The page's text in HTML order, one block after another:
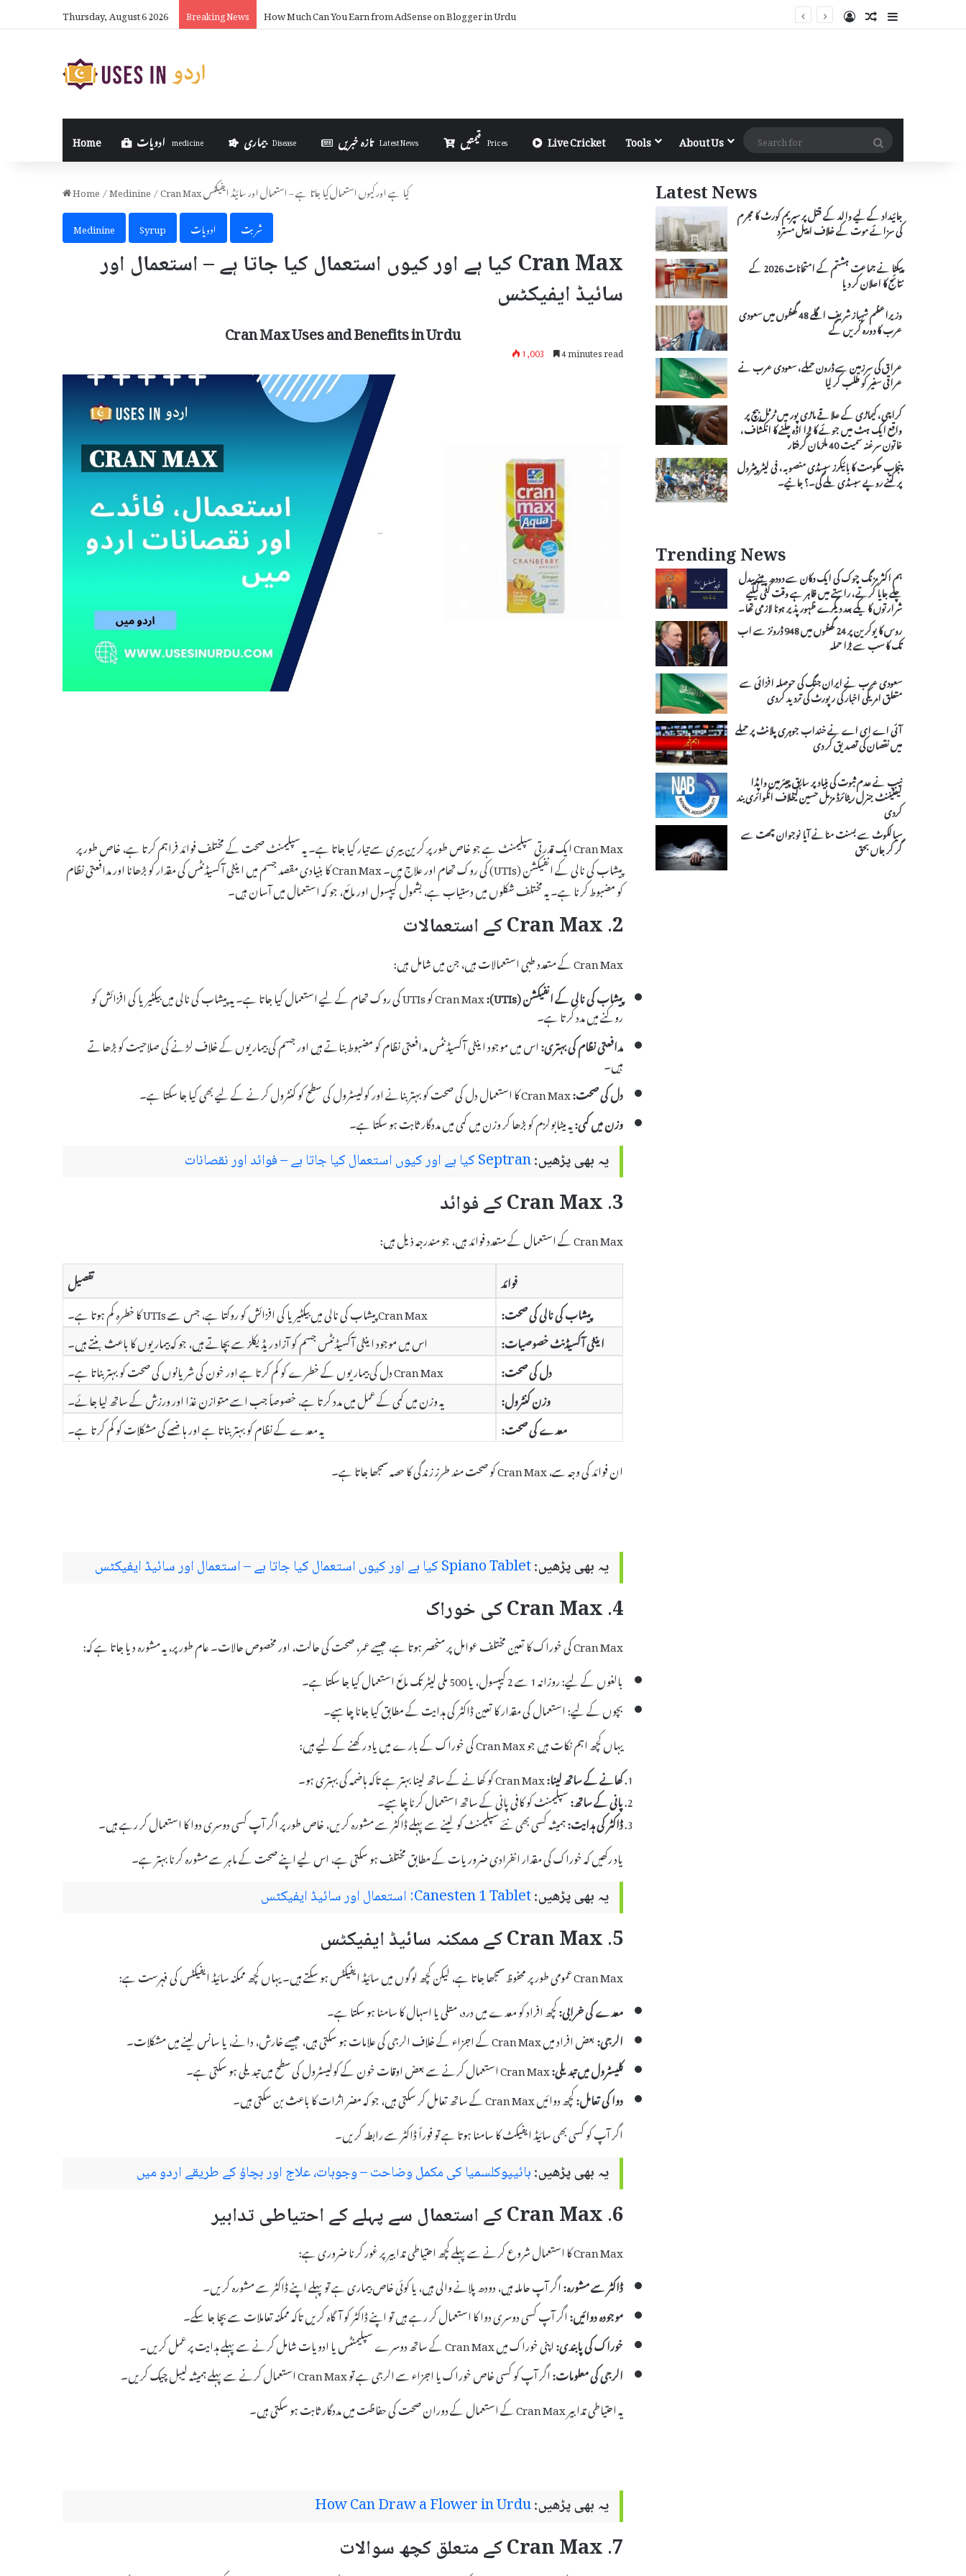
Thursday, August 6 2026 Breaking News How Much Can You Earn from AdSense on Blogger in Urdu Log InRandom Article
Sidebar
Home medicine بیماری Disease تازہ خبریں Latest News Prices Live Cricket Tools About Us
Search
for
Home/Medinine/
Cran Max کیا ہے اور کیوں استعمال کیا جاتا ہے – استعمال اور سائیڈ ایفیکٹس
Medinine
Syrup ادویات شربت
Cran Max کیا ہے اور کیوں استعمال کیا جاتا ہے – استعمال اور
سائیڈ ایفیکٹس
Cran Max Uses and Benefits in Urdu
1,003 4 minutes read
Cran Max ایک قدرتی سپلیمنٹ ہے جو خاص طور پر کرین بیری سے تیار کیا جاتا ہے۔ یہ سپلیمنٹ صحت کے مختلف فوائد فراہم کرتا ہے، خاص طور پر
پیشاب کی نالی کے انفیکشن (UTIs) کی روک تھام اور علاج میں۔ Cran Max کا بنیادی مقصد جسم میں اینٹی آکسیڈنٹس کی مقدار کو بڑھانا اور مدافعتی نظام
کو مضبوط کرنا ہے۔ یہ مختلف شکلوں میں دستیاب ہے، بشمول کیپسول اور مائع، جو کہ استعمال میں آسان ہیں۔
2. Cran Max کے استعمالات
Cran Max کے متعدد طبی استعمالات ہیں، جن میں شامل ہیں:
پیشاب کی نالی کے انفیکشن (UTIs):
Cran Max کو UTIs کی روک تھام کے لیے استعمال کیا جاتا ہے۔ یہ پیشاب کی نالی میں بیکٹیریا کی افزائش کو
روکنے میں مدد کرتا ہے۔
مدافعتی نظام کی بہتری:اس میں موجود اینٹی آکسیڈنٹس مدافعتی نظام کو مضبوط بناتے ہیں اور جسم کی بیماریوں کے خلاف لڑنے کی صلاحیت کو بڑھاتے
ہیں۔
دل کی صحت:
وزن میں کمی:یہ میٹابولزم کو بڑھا کر وزن میں کمی میں مددگار ثابت ہو سکتا ہے۔
یہ بھی پڑھیں:Septran کیا ہے اور کیوں استعمال کیا جاتا ہے – فوائد اور نقصانات
3. Cran Max کے فوائد
Cran Max کے استعمال کے متعدد فوائد ہیں، جو مندرجہ ذیل ہیں:
فوائد
تفصیل
پیشاب کی نالی کی صحت:
Cran Max پیشاب کی نالی میں بیکٹیریا کی افزائش کو روکتا ہے، جس سے UTIs کا خطرہ کم ہوتا ہے۔
اینٹی آکسیڈنٹ خصوصیات:
اس میں موجود اینٹی آکسیڈنٹس جسم کو آزاد ریڈیکلز سے بچاتے ہیں، جو کہ بیماریوں کا باعث بنتے ہیں۔
دل کی صحت:
Cran Max دل کی بیماریوں کے خطرے کو کم کرتا ہے اور خون کی شریانوں کی صحت کو بہتر بناتا ہے۔
وزن کنٹرول:
یہ وزن میں کمی کے عمل میں مدد کرتا ہے، خصوصاً جب اسے متوازن غذا اور ورزش کے ساتھ لیا جائے۔
معدے کی صحت:
یہ معدے کے نظام کو بہتر بناتا ہے اور ہاضمے کی مشکلات کو کم کرتا ہے۔
ان فوائد کی وجہ سے، Cran Max کو صحت مند طرز زندگی کا حصہ سمجھا جاتا ہے۔
یہ بھی پڑھیں:Spiano Tablet کیا ہے اور کیوں استعمال کیا جاتا ہے – استعمال اور سائیڈ ایفیکٹس
4. Cran Max کی خوراک
Cran Max کی خوراک کا تعین مختلف عوامل پر منحصر ہوتا ہے، جیسے عمر، صحت کی حالت، اور مخصوص حالات۔ عام طور پر، یہ مشورہ دیا جاتا ہے کہ:
بالغوں کے لیے: روزانہ 1 سے 2 کیپسول، یا 500 ملی لیٹر تک مائع استعمال کیا جا سکتا ہے۔
بچوں کے لیے: استعمال کی مقدار کا تعین ڈاکٹر کی ہدایت کے مطابق کیا جانا چاہیے۔
یہاں کچھ اہم نکات ہیں جو Cran Max کی خوراک کے بارے میں یاد رکھنے کے لیے ہیں:
کھانے کے ساتھ لینا:
پانی کے ساتھ:سپلیمنٹ کو کافی پانی کے ساتھ استعمال کرنا چاہیے۔
ڈاکٹر کی ہدایت:ہمیشہ کسی بھی نئے سپلیمنٹ کو لینے سے پہلے ڈاکٹر سے مشورہ کریں، خاص طور پر اگر آپ کسی دوسری دوا کا استعمال کر رہے ہیں۔
یاد رکھیں کہ خوراک کی مقدار انفرادی ضروریات کے مطابق مختلف ہو سکتی ہے، اس لیے اپنے صحت کے ماہر سے مشورہ کرنا بہتر ہے۔
یہ بھی پڑھیں:Canesten 1 Tablet: استعمال اور سائیڈ ایفیکٹس
5. Cran Max کے ممکنہ سائیڈ ایفیکٹس
Cran Max عمومی طور پر محفوظ سمجھا جاتا ہے، لیکن کچھ لوگوں میں سائیڈ ایفیکٹس ہو سکتے ہیں۔ یہاں کچھ ممکنہ سائیڈ ایفیکٹس کی فہرست ہے:
معدے کی خرابی:کچھ افراد کو معدے میں درد، متلی یا اسہال کا سامنا ہو سکتا ہے۔
الرجی:بعض افراد میں Cran Max کے اجزاء کے خلاف الرجی کی علامات ہو سکتی ہیں، جیسے خارش، دانے، یا سانس لینے میں مشکلات۔
کلیسٹرول میں تبدیلی:
دوا کی تعامل:کچھ دوائیں Cran Max کے ساتھ تعامل کر سکتی ہیں، جو کہ مضر اثرات کا باعث بن سکتی ہیں۔
اگر آپ کو کسی بھی سائیڈ ایفیکٹ کا سامنا ہوتا ہے تو فوراً ڈاکٹر سے رابطہ کریں۔
یہ بھی پڑھیں:ہائیپوکلسمیا کی مکمل وضاحت – وجوہات، علاج اور بچاؤ کے طریقے اردو میں
6. Cran Max کے استعمال سے پہلے کے احتیاطی تدابیر
Cran Max کا استعمال شروع کرنے سے پہلے کچھ احتیاطی تدابیر پر غور کرنا ضروری ہے:
ڈاکٹر سے مشورہ:اگر آپ حاملہ ہیں، دودھ پلانے والی ہیں، یا کوئی خاص بیماری ہے تو پہلے اپنے ڈاکٹر سے مشورہ کریں۔
موجودہ دوائیں:اگر آپ کسی دوسری دوا کا استعمال کر رہے ہیں تو اپنے ڈاکٹر کو آگاہ کریں تاکہ ممکنہ تعاملات سے بچا جا سکے۔
خوراک کی پابندی:اپنی خوراک میں Cran Max کے ساتھ دوسرے سپلیمنٹس یا ادویات شامل کرنے سے پہلے ہدایت پر عمل کریں۔
الرجی کی معلومات:اگر آپ کو کسی خاص خوراک یا اجزاء سے الرجی ہے تو Cran Max استعمال کرنے سے پہلے ہمیشہ لیبل چیک کریں۔
یہ احتیاطی تدابیر Cran Max کے استعمال کے دوران صحت کی حفاظت میں مددگار ثابت ہو سکتی ہیں۔
یہ بھی پڑھیں:How Can Draw a Flower in Urdu
7. Cran Max کے متعلق کچھ سوالات
Latest News
جائیداد کے لیے والد کے قتل پر سپریم کورٹ کا مجرم
کی سزائے موت کے خلاف اپیل مسترد
پیکٹا نے جماعت ہشتم کے امتحانات 2026 کے
نتائج کا اعلان کر دیا
وزیراعظم شہباز شریف اگلے 48 گھنٹوں میں سعودی
عرب کا دورہ کریں گے
عراق کی سرزمین سے ڈرون حملے، سعودی عرب نے
عراقی سفیر کو طلب کر لیا
کراچی، کیماڑی کے علاقے ماڑی پور میں ٹرٹل بیچ پر
واقع ایک ہٹ میں جوئے کا بڑا اڈہ چلنے کا انکشاف،
خاتون سرغنہ سمیت 40 ملزمان گرفتار
پنجاب حکومت کا بائیکرز سبسڈی منصوبہ، فی لیٹر پیٹرول
پر کتنے روپے سبسڈی ملے گی۔؟ جانیے۔
Trending News
ہم اکثر مزنگ چوک کی ایک دکان سے دودھ پینے پیدل
چلے جایا کرتے، راستے میں ظاہر ہے وقت کٹی کیلیے
شرارتوں کا یکے بعد دیگرے ظہور پذیر ہونا لازمی تھا۔
روس کا یوکرین پر 24 گھنٹوں میں 948 ڈرونز سے اب
تک کا سب سے بڑا حملہ
سعودی عرب نے ایران جنگ کی حوصلہ افزائی سے
متعلق امریکی اخبار کی رپورٹ کی تردید کردی
آئی اے ای اے نے خنداب جوہری پلانٹ پر حملے
میں نقصان کی تصدیق کر دی
نیب نے عدم ثبوت کی بنیاد پر سابق چیئرمین واپڈا
لیفٹیننٹ جنرل ریٹائرڈ مزمل حسین کیخلاف انکوائری بند
کردی
سیالکوٹ سے بسنت منانے آیا نوجوان چھت سے
گر کر جاں بحق